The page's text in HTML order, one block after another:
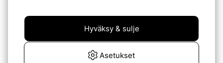
Asetukset
Hyväksy & sulje